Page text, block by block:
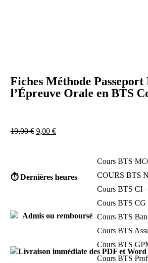
Cours BTS
COURS BTS
Cours BTS CI
Cours BTS CG
Cours BTS
Cours BTS
Cours BTS
Cours BTS
Fiches Méthode Passeport
l’Épreuve Orale en BTS
19,90€ 9,00 €
⏱ Dernières heures
Admis ou remboursé
Livraison immédiate des PDF et Word